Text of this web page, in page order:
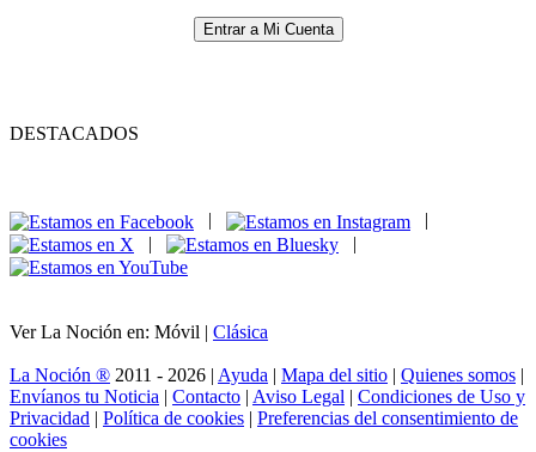
Entrar a Mi Cuenta
DESTACADOS
|
|
Ver La Noción en: Móvil | Clásica
La Noción ® 2011 - 2026 | Ayuda | Mapa del sitio | Quienes somos |
Envíanos tu Noticia | Contacto | Aviso Legal | Condiciones de Uso y
Privacidad | Política de cookies | Preferencias del consentimiento de
cookies